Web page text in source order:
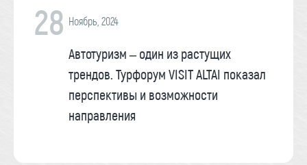
28 Ноябрь, 2024
Автотуризм – один из растущих
трендов. Турфорум VISIT ALTAI показал
перспективы и возможности
направления